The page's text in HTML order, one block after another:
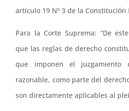
artículo 19 Nº 3 de la Constitución
Para la Corte Suprema: “De
que las reglas de derecho
que imponen el
razonable, como parte del
son directamente aplicables al